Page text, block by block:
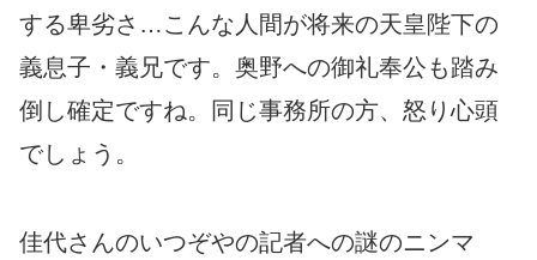
する卑劣さ…こんな人間が将来の天皇陛下の
義息子・義兄です。奥野への御礼奉公も踏み
倒し確定ですね。同じ事務所の方、怒り心頭
でしょう。
佳代さんのいつぞやの記者への謎のニンマ